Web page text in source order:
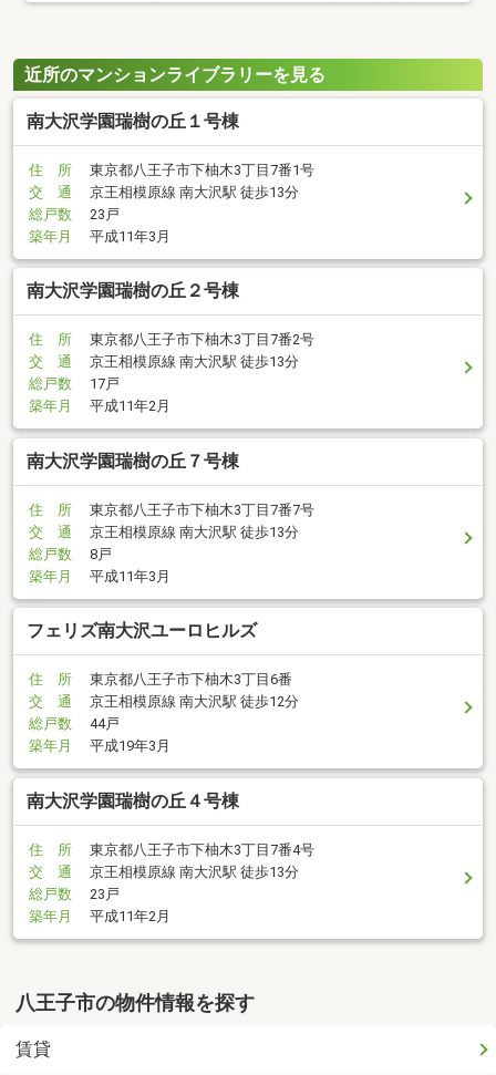
近所のマンションライブラリーを見る
南大沢学園瑞樹の丘１号棟
住 所
東京都八王子市下柚木3丁目7番1号
交 通
京王相模原線 南大沢駅 徒歩13分
総戸数
23戸
築年月
平成11年3月
南大沢学園瑞樹の丘２号棟
住 所
東京都八王子市下柚木3丁目7番2号
交 通
京王相模原線 南大沢駅 徒歩13分
総戸数
17戸
築年月
平成11年2月
南大沢学園瑞樹の丘７号棟
住 所
東京都八王子市下柚木3丁目7番7号
交 通
京王相模原線 南大沢駅 徒歩13分
総戸数
8戸
築年月
平成11年3月
フェリズ南大沢ユーロヒルズ
住 所
東京都八王子市下柚木3丁目6番
交 通
京王相模原線 南大沢駅 徒歩12分
総戸数
44戸
築年月
平成19年3月
南大沢学園瑞樹の丘４号棟
住 所
東京都八王子市下柚木3丁目7番4号
交 通
京王相模原線 南大沢駅 徒歩13分
総戸数
23戸
築年月
平成11年2月
八王子市の物件情報を探す
賃貸